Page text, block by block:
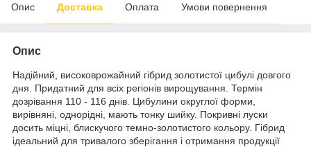
Опис Доставка Оплата Умови повернення
Опис
Надійний, високоврожайний гібрид золотистої цибулі довгого
дня. Придатний для всіх регіонів вирощування. Термін
дозрівання 110 - 116 днів. Цибулини округлої форми,
вирівняні, однорідні, мають тонку шийку. Покривні луски
досить міцні, блискучого темно-золотистого кольору. Гібрид
ідеальний для тривалого зберігання і отримання продукції